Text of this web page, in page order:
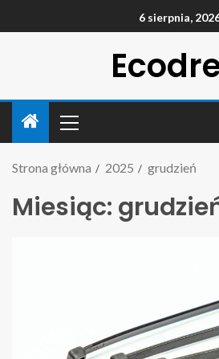
6 sierpnia,
Strona główna 2025 grudzień
Miesiąc: